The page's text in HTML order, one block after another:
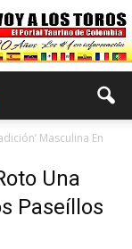
Masculina En
Una
Paseíllos